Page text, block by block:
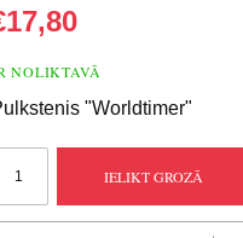
NOLIKTAVĀ
"Worldtimer"
IELIKT GROZĀ